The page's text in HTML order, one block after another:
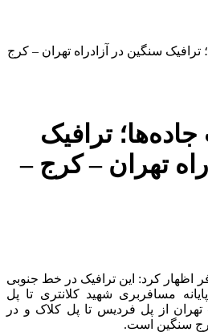
سنگین در آزادراه تهران – کرج
ترافیک
تهران – کرج –
اظهار کرد: این ترافیک در خط جنوبی
مسافربری شهید کلانتری تا پل
از پل فردیس تا پل کلاک و در
سنگین است.